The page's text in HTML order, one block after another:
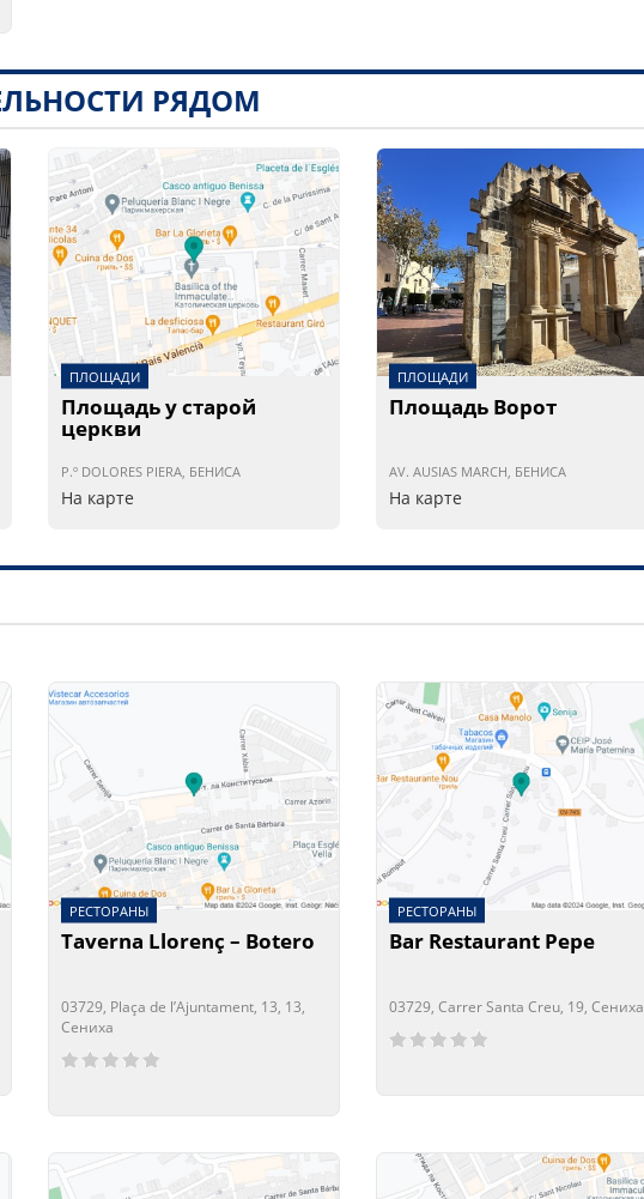
РЯДОМ
ПЛОЩАДИ
Площадь у старой
церкви
P.º DOLORES PIERA, БЕНИСА
На карте
ПЛОЩАДИ
Площадь Ворот
AV. AUSIAS MARCH, БЕНИСА
На карте
РЕСТОРАНЫ
Taverna Llorenç – Botero
03729, Plaça de l’Ajuntament, 13, 13,
Сениха
Сейчас открыто!
Сейчас закрыто!
РЕСТОРАНЫ
Bar Restaurant Pepe
03729, Carrer Santa Creu, 19, Сениха
Сейчас открыто!
Сейчас закрыто!